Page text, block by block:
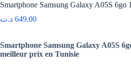
Smartphone Samsung Galaxy A05S 6go
649.00 د.ت
Smartphone Samsung Galaxy A05S
meilleur prix en Tunisie